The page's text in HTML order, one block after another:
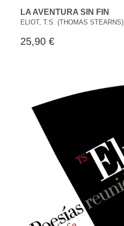
LA AVENTURA SIN FIN
ELIOT, T.S. (THOMAS STEARNS)
25,90 €